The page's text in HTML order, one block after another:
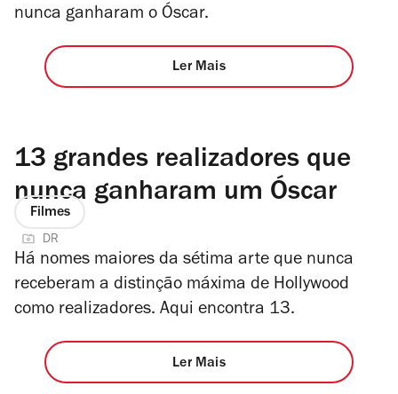
nunca ganharam o Óscar.
Ler Mais
13 grandes realizadores que
nunca ganharam um Óscar
Filmes
DR
Há nomes maiores da sétima arte que nunca
receberam a distinção máxima de Hollywood
como realizadores. Aqui encontra 13.
Ler Mais